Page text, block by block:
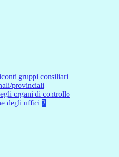
gruppi consiliari
provinciali
organi di controllo
degli uffici 2